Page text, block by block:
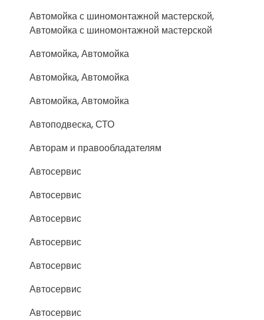
Автомойка с шиномонтажной мастерской,
Автомойка с шиномонтажной мастерской
Автомойка, Автомойка
Автомойка, Автомойка
Автомойка, Автомойка
Автоподвеска, СТО
Авторам и правообладателям
Автосервис
Автосервис
Автосервис
Автосервис
Автосервис
Автосервис
Автосервис